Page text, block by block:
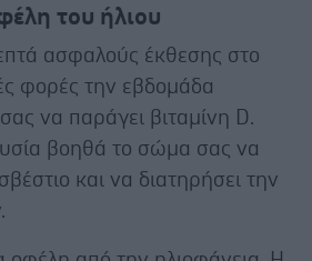
του ήλιου
ασφαλούς έκθεσης στο
φορές την εβδομάδα
να παράγει βιταμίνη D.
βοηθά το σώμα σας να
και να διατηρήσει την